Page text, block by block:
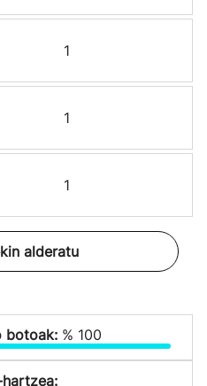
1
1
1
alderatu
botoak: % 100